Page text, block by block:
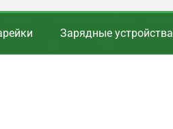
Зарядные устройства